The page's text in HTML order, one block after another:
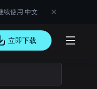
续使用 中文
立即下载